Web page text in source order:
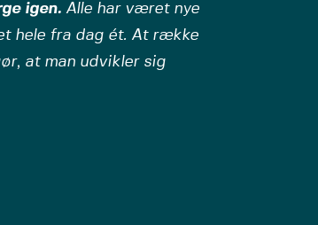
igen. Alle har været nye
hele fra dag ét. At række
at man udvikler sig